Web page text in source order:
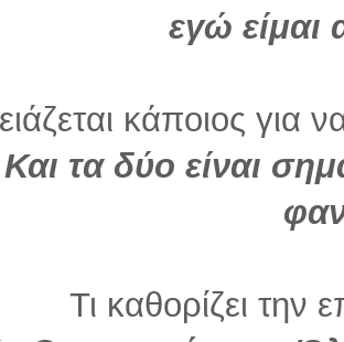
εγώ είμαι
κάποιος για
τα δύο είναι
Τι καθορίζει την